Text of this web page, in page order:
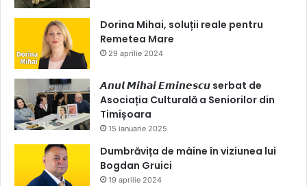
Dorina Mihai, soluții reale pentru
Remetea Mare
29 aprilie 2024
𝘼𝙣𝙪𝙡 𝙈𝙞𝙝𝙖𝙞 𝙀𝙢𝙞𝙣𝙚𝙨𝙘𝙪 serbat de
Asociația Culturală a Seniorilor din
Timișoara
15 ianuarie 2025
Dumbrăvița de mâine în viziunea lui
Bogdan Gruici
19 aprilie 2024